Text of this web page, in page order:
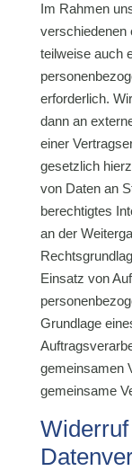
Im Rahmen
verschiedenen
teilweise auch
erforderlich.
dann an
einer
gesetzlich
von Daten an
berechtigtes
an der
Einsatz von
Grundlage
gemeinsamen
gemeinsame